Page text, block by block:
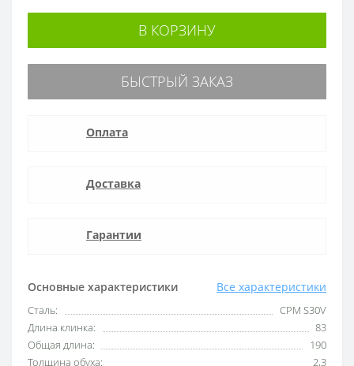
Основные характеристики Все характеристики
Сталь:
CPM S30V
Длина клинка:
83
Общая длина:
190
Толщина обуха:
2,3
В КОРЗИНУ
БЫСТРЫЙ ЗАКАЗ
Оплата
Доставка
Гарантии